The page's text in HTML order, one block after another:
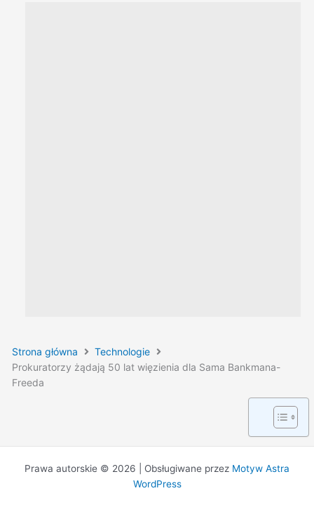
Strona główna
Technologie
Prokuratorzy żądają 50 lat więzienia dla Sama Bankmana-
Freeda
Prawa autorskie © 2026 | Obsługiwane przez Motyw Astra
WordPress